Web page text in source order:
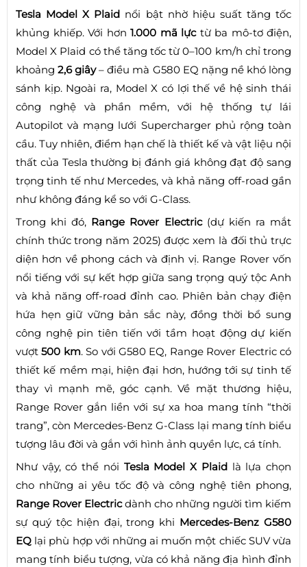
Tesla Model X Plaid nổi bật nhờ hiệu suất tăng tốc
khủng khiếp. Với hơn 1.000 mã lựctừ ba mô-tơ điện,
Model X Plaid có thể tăng tốc từ 0–100 km/h chỉ trong
khoảng2,6 giây– điều mà G580 EQ nặng nề khó lòng
sánh kịp. Ngoài ra, Model X có lợi thế về hệ sinh thái
công nghệ và phần mềm, với hệ thống tự lái
Autopilot và mạng lưới Supercharger phủ rộng toàn
cầu. Tuy nhiên, điểm hạn chế là thiết kế và vật liệu nội
thất của Tesla thường bị đánh giá không đạt độ sang
trọng tinh tế như Mercedes, và khả năng off-road gần
như không đáng kể so với G-Class.
Trong khi đó, Range Rover Electric(dự kiến ra mắt
chính thức trong năm 2025) được xem là đối thủ trực
diện hơn về phong cách và định vị. Range Rover vốn
nổi tiếng với sự kết hợp giữa sang trọng quý tộc Anh
và khả năng off-road đỉnh cao. Phiên bản chạy điện
hứa hẹn giữ vững bản sắc này, đồng thời bổ sung
công nghệ pin tiên tiến với tầm hoạt động dự kiến
vượt500 km. So với G580 EQ, Range Rover Electric có
thiết kế mềm mại, hiện đại hơn, hướng tới sự tinh tế
thay vì mạnh mẽ, góc cạnh. Về mặt thương hiệu,
Range Rover gắn liền với sự xa hoa mang tính “thời
trang”, còn Mercedes-Benz G-Class lại mang tính biểu
tượng lâu đời và gắn với hình ảnh quyền lực, cá tính.
Như vậy, có thể nói Tesla Model X Plaid là lựa chọn
cho những ai yêu tốc độ và công nghệ tiên phong,
Range Rover Electricdành cho những người tìm kiếm
sự quý tộc hiện đại, trong khi Mercedes-Benz G580
EQ lại phù hợp với những ai muốn một chiếc SUV vừa
mang tính biểu tượng, vừa có khả năng địa hình đỉnh